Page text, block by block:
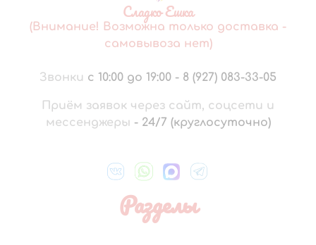
Сладко Ешка
(Внимание! Возможна только доставка -
самовывоза нет)
Звонки с 10:00 до 19:00 - 8 (927) 083-33-05
Приём заявок через сайт, соцсети и
мессенджеры - 24/7 (круглосуточно)
Разделы